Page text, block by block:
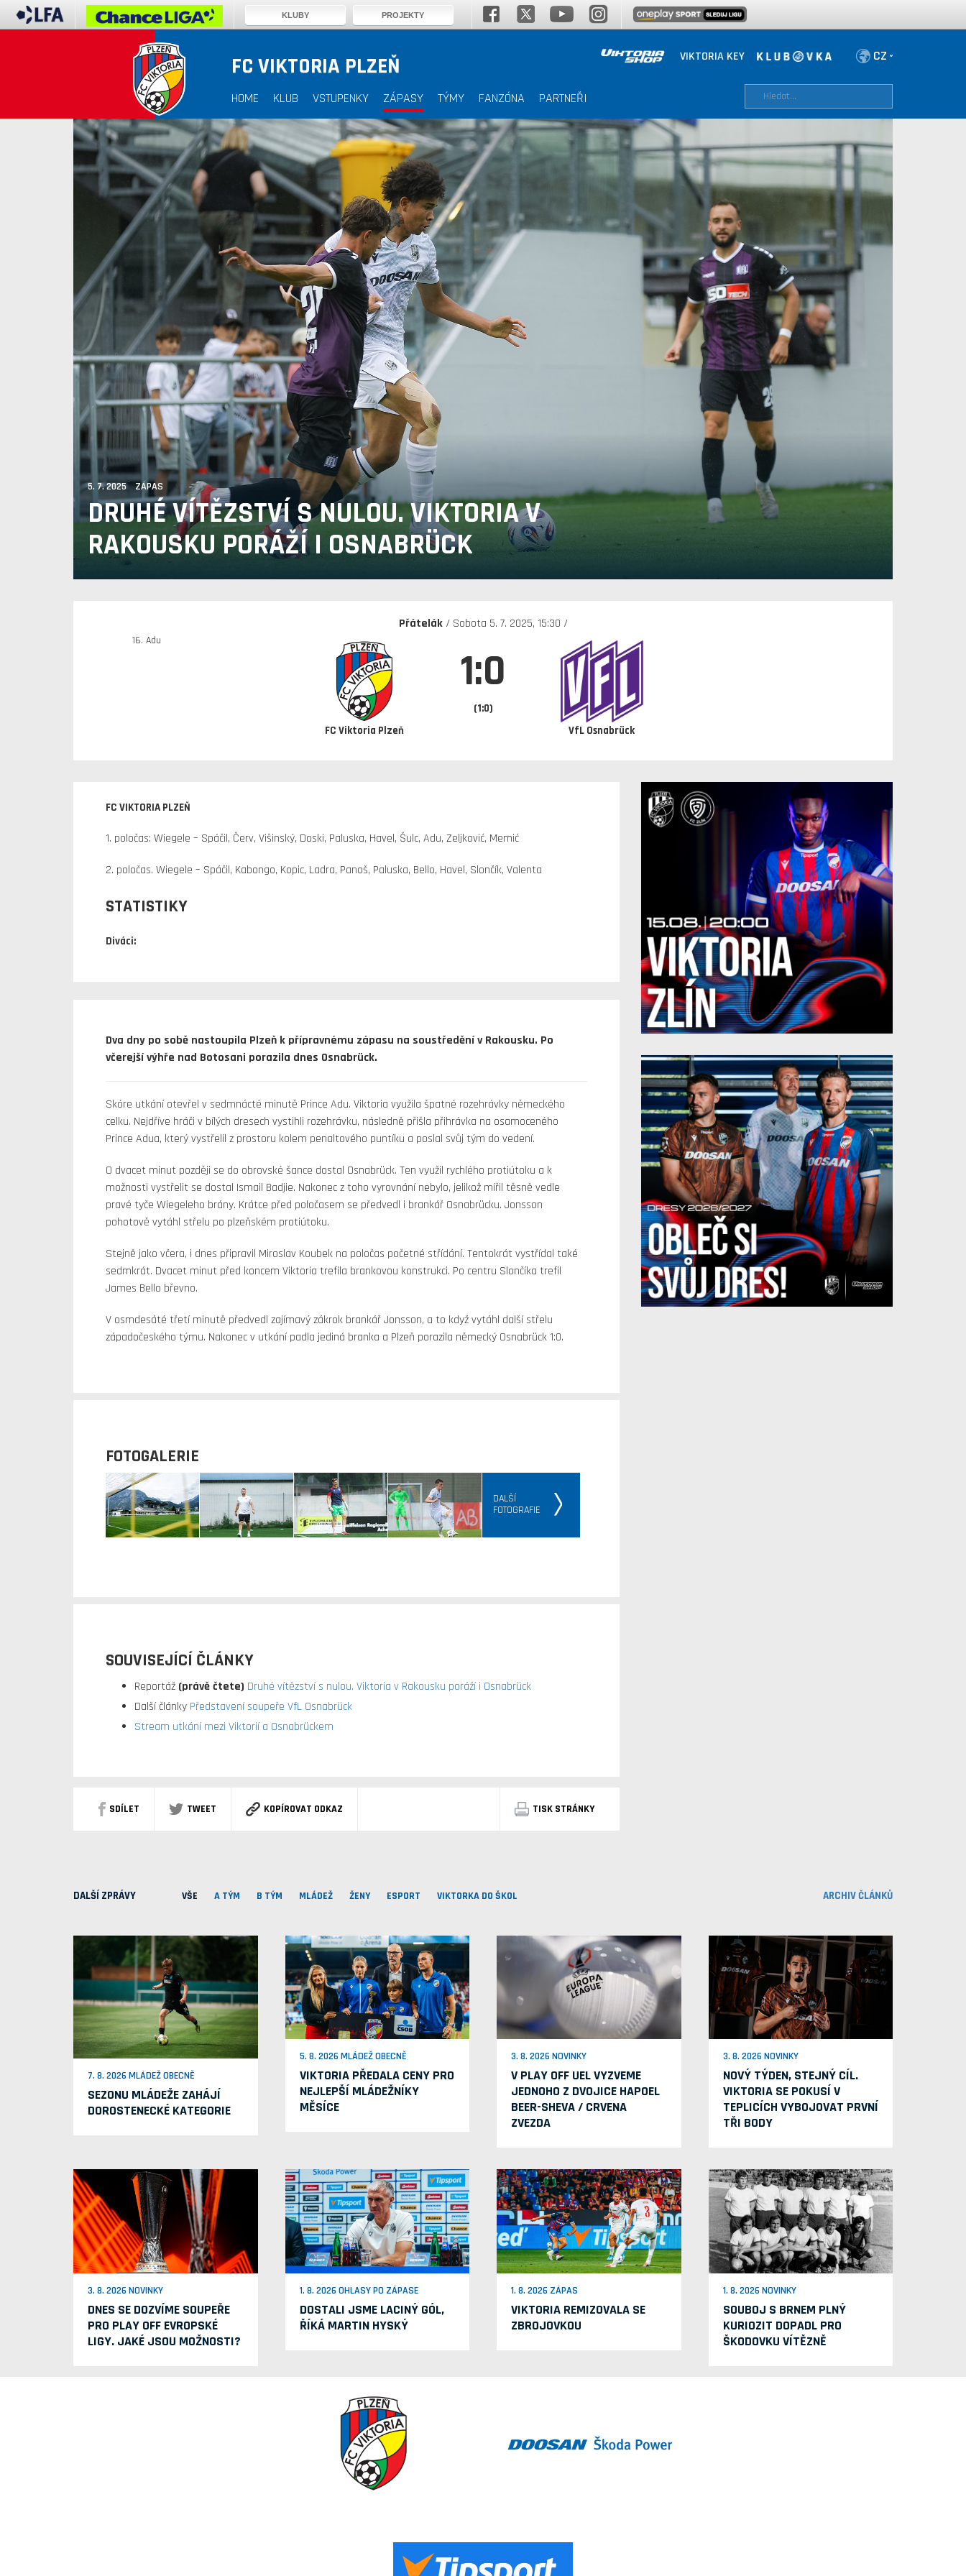
VIKTORIA KEY
FC VIKTORIA PLZEŇ
HOME KLUB VSTUPENKY ZÁPASY TÝMY FANZÓNA PARTNEŘI
5. 7. 2025 ZÁPAS
DRUHÉ VÍTĚZSTVÍ S NULOU. VIKTORIA V
RAKOUSKU PORÁŽÍ I OSNABRÜCK
16. Adu
Přátelák / Sobota 5. 7. 2025, 15:30 /
FC Viktoria Plzeň
1:0
(1:0)
VfL Osnabrück
FC VIKTORIA PLZEŇ
1. poločas: Wiegele – Spáčil, Červ, Višinský, Doski, Paluska, Havel, Šulc, Adu, Zeljković, Memić
2. poločas. Wiegele – Spáčil, Kabongo, Kopic, Ladra, Panoš, Paluska, Bello, Havel, Slončík, Valenta
STATISTIKY
Diváci:
Dva dny po sobě nastoupila Plzeň k přípravnému zápasu na soustředění v Rakousku. Po
včerejší výhře nad Botosani porazila dnes Osnabrück.
Skóre utkání otevřel v sedmnácté minutě Prince Adu. Viktoria využila špatné rozehrávky německého
celku. Nejdříve hráči v bílých dresech vystihli rozehrávku, následně přišla přihrávka na osamoceného
Prince Adua, který vystřelil z prostoru kolem penaltového puntíku a poslal svůj tým do vedení.
O dvacet minut později se do obrovské šance dostal Osnabrück. Ten využil rychlého protiútoku a k
možnosti vystřelit se dostal Ismail Badjie. Nakonec z toho vyrovnání nebylo, jelikož mířil těsně vedle
pravé tyče Wiegeleho brány. Krátce před poločasem se předvedl i brankář Osnabrücku. Jonsson
pohotově vytáhl střelu po plzeňském protiútoku.
Stejně jako včera, i dnes připravil Miroslav Koubek na poločas početné střídání. Tentokrát vystřídal také
sedmkrát. Dvacet minut před koncem Viktoria trefila brankovou konstrukci. Po centru Slončíka trefil
James Bello břevno.
V osmdesáté třetí minutě předvedl zajímavý zákrok brankář Jonsson, a to když vytáhl další střelu
západočeského týmu. Nakonec v utkání padla jediná branka a Plzeň porazila německý Osnabrück 1:0.
FOTOGALERIE
DALŠÍ
FOTOGRAFIE
SOUVISEJÍCÍ ČLÁNKY
Reportáž (právě čtete) Druhé vítězství s nulou. Viktoria v Rakousku poráží i Osnabrück
Další články Představení soupeře VfL Osnabrück
Stream utkání mezi Viktorií a Osnabrückem
SDÍLET TWEET KOPÍROVAT ODKAZ TISK STRÁNKY
DALŠÍ ZPRÁVY VŠE A TÝM B TÝM MLÁDEŽ ŽENY ESPORT VIKTORKA DO ŠKOL ARCHIV ČLÁNKŮ
7. 8. 2026 MLÁDEŽ OBECNĚ
SEZONU MLÁDEŽE ZAHÁJÍ
DOROSTENECKÉ KATEGORIE
5. 8. 2026 MLÁDEŽ OBECNĚ
VIKTORIA PŘEDALA CENY PRO
NEJLEPŠÍ MLÁDEŽNÍKY
MĚSÍCE
3. 8. 2026 NOVINKY
V PLAY OFF UEL VYZVEME
JEDNOHO Z DVOJICE HAPOEL
BEER-SHEVA / CRVENA
ZVEZDA
3. 8. 2026 NOVINKY
NOVÝ TÝDEN, STEJNÝ CÍL.
VIKTORIA SE POKUSÍ V
TEPLICÍCH VYBOJOVAT PRVNÍ
TŘI BODY
3. 8. 2026 NOVINKY
DNES SE DOZVÍME SOUPEŘE
PRO PLAY OFF EVROPSKÉ
LIGY. JAKÉ JSOU MOŽNOSTI?
1. 8. 2026 OHLASY PO ZÁPASE
DOSTALI JSME LACINÝ GÓL,
ŘÍKÁ MARTIN HYSKÝ
1. 8. 2026 ZÁPAS
VIKTORIA REMIZOVALA SE
ZBROJOVKOU
1. 8. 2026 NOVINKY
SOUBOJ S BRNEM PLNÝ
KURIOZIT DOPADL PRO
ŠKODOVKU VÍTĚZNĚ
KLUBY PROJEKTY